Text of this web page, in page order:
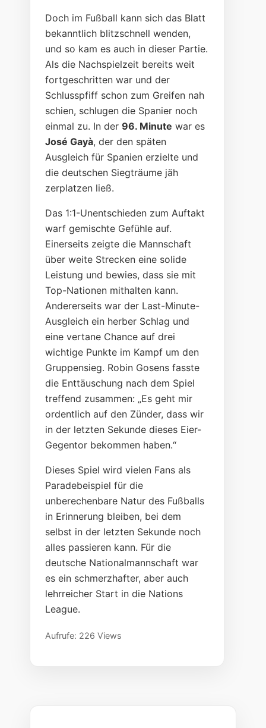
Doch im Fußball kann sich das Blatt
bekanntlich blitzschnell wenden,
und so kam es auch in dieser Partie.
Als die Nachspielzeit bereits weit
fortgeschritten war und der
Schlusspfiff schon zum Greifen nah
schien, schlugen die Spanier noch
einmal zu. In der96. Minute war es
José Gayà, der den späten
Ausgleich für Spanien erzielte und
die deutschen Siegträume jäh
zerplatzen ließ.
Das 1:1-Unentschieden zum Auftakt
warf gemischte Gefühle auf.
Einerseits zeigte die Mannschaft
über weite Strecken eine solide
Leistung und bewies, dass sie mit
Top-Nationen mithalten kann.
Andererseits war der Last-Minute-
Ausgleich ein herber Schlag und
eine vertane Chance auf drei
wichtige Punkte im Kampf um den
Gruppensieg. Robin Gosens fasste
die Enttäuschung nach dem Spiel
treffend zusammen: „Es geht mir
ordentlich auf den Zünder, dass wir
in der letzten Sekunde dieses Eier-
Gegentor bekommen haben.“
Dieses Spiel wird vielen Fans als
Paradebeispiel für die
unberechenbare Natur des Fußballs
in Erinnerung bleiben, bei dem
selbst in der letzten Sekunde noch
alles passieren kann. Für die
deutsche Nationalmannschaft war
es ein schmerzhafter, aber auch
lehrreicher Start in die Nations
League.
Aufrufe: 226 Views